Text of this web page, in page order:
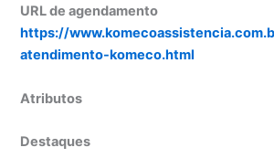
URL de agendamento
https://
atendimento-komeco.html
Atributos
Destaques